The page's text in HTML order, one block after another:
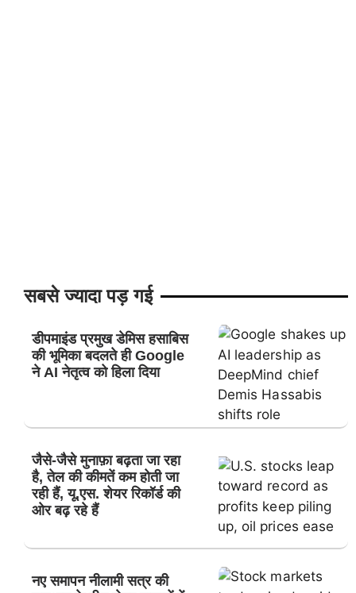
सबसे ज्यादा पड़ गई
डीपमाइंड प्रमुख डेमिस हसाबिस
की भूमिका बदलते ही Google
ने AI नेतृत्व को हिला दिया
जैसे-जैसे मुनाफ़ा बढ़ता जा रहा
है, तेल की कीमतें कम होती जा
रही हैं, यू.एस. शेयर रिकॉर्ड की
ओर बढ़ रहे हैं
नए समापन नीलामी सत्र की